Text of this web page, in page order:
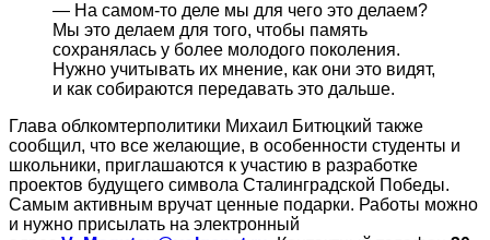
— На самом-то деле мы для чего это делаем?
Мы это делаем для того, чтобы память
сохранялась у более молодого поколения.
Нужно учитывать их мнение, как они это видят,
и как собираются передавать это дальше.
Глава облкомтерполитики Михаил Битюцкий также
сообщил, что все желающие, в особенности студенты и
школьники, приглашаются к участию в разработке
проектов будущего символа Сталинградской Победы.
Самым активным вручат ценные подарки. Работы можно
и нужно присылать на электронный